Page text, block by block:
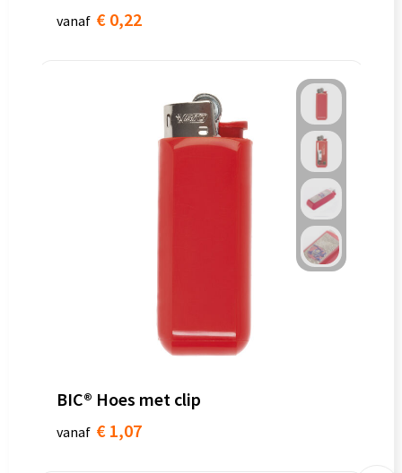
vanaf € 0,22
BIC® Hoes met clip
vanaf € 1,07